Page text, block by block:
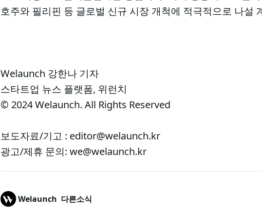
호주와 필리핀 등 글로벌 신규 시장 개척에 적극적으로 나설
Welaunch 강한나 기자
스타트업 뉴스 플랫폼, 위런치
© 2024 Welaunch. All Rights Reserved
보도자료/기고 : editor@welaunch.kr
광고/제휴 문의: we@welaunch.kr
Welaunch 다른소식